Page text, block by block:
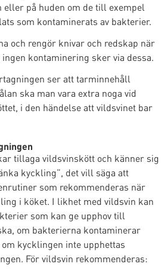
på huden om de till exempel
som kontaminerats av bakterier.
och rengör knivar och redskap när
ingen kontaminering sker via dessa.
ser att tarminnehåll
ska man vara extra noga vid
i den händelse att vildsvinet bar
tillaga vildsvinskött och känner sig
kyckling”, det vill säga att
som rekommenderas när
i köket. I likhet med vildsvin kan
som kan ge upphov till
om bakterierna kontaminerar
kycklingen inte upphettas
För vildsvin rekommenderas: